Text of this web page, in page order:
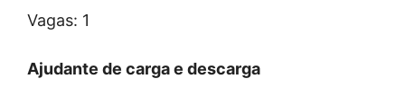
Vagas: 1
Ajudante de carga e descarga